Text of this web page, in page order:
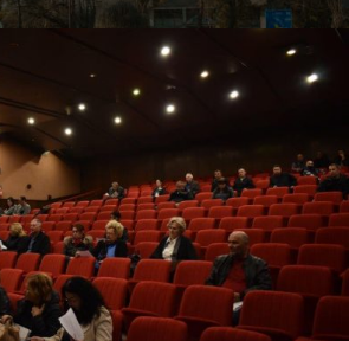
Ковин On 22. novembar 2022.